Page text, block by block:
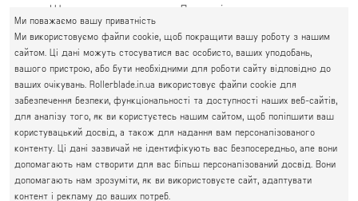
Шкарпетки
Льодові леза
ПРАВИЙ БЕРЕГ
Святошин, Житомирська, Академмістечко
М. КИЇВ, ВУЛ. АКАДЕМІКА КРИМСЬКОГО, 4А
ГРАФІК РОБОТИ:
пн.-пт. 10.00 - 19.00
сб.-нд. 10.00 - 17.00
063 777-59-79
067 111-01-47
050 777-16-00
Ми поважаємо вашу приватність
Ми використовуємо файли cookie, щоб покращити вашу роботу з нашим
сайтом. Ці дані можуть стосуватися вас особисто, ваших уподобань,
вашого пристрою, або бути необхідними для роботи сайту відповідно до
ваших очікувань. Rollerblade.in.ua використовує файли cookie для
забезпечення безпеки, функціональності та доступності наших веб-сайтів,
для аналізу того, як ви користуєтесь нашим сайтом, щоб поліпшити ваш
користувацький досвід, а також для надання вам персоналізованого
контенту. Ці дані зазвичай не ідентифікують вас безпосередньо, але вони
допомагають нам створити для вас більш персоналізований досвід. Вони
допомагають нам зрозуміти, як ви використовуєте сайт, адаптувати
контент і рекламу до ваших потреб.